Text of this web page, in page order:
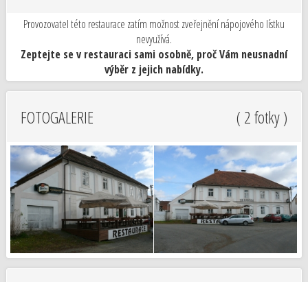
Provozovatel této restaurace zatím možnost zveřejnění nápojového lístku
nevyužívá.
Zeptejte se v restauraci sami osobně, proč Vám neusnadní
výběr z jejich nabídky.
FOTOGALERIE ( 2 fotky )